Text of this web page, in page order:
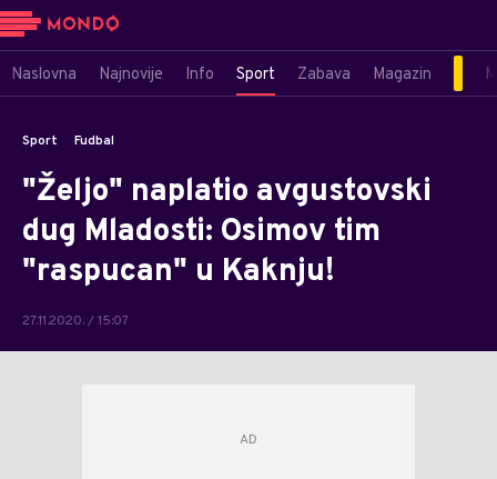
Naslovna Najnovije Info Sport Zabava Magazin
Sport Fudbal
"Željo" naplatio avgustovski
dug Mladosti: Osimov tim
"raspucan" u Kaknju!
27.11.2020. / 15:07